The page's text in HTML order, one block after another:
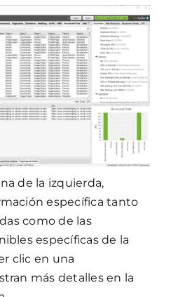
de la izquierda,
específica tanto
como de las
específicas de la
clic en una
más detalles en la